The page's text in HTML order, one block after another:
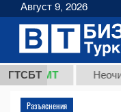
ГТСБТ Неочищенная
Разъяснения
Август 9, 2026